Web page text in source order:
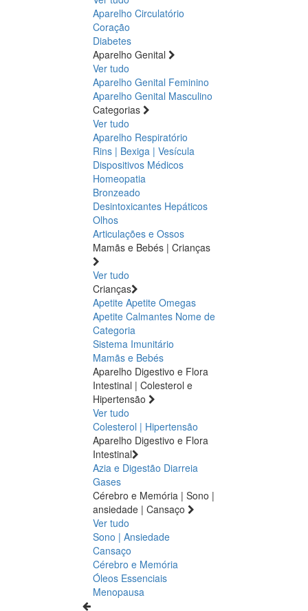
Aparelho Circulatório
Coração
Diabetes
Aparelho Genital
Ver tudo
Aparelho Genital Feminino
Aparelho Genital Masculino
Categorias
Ver tudo
Aparelho Respiratório
Rins | Bexiga | Vesícula
Dispositivos Médicos
Homeopatia
Bronzeado
Desintoxicantes Hepáticos
Olhos
Articulações e Ossos
Mamãs e Bebés | Crianças
Ver tudo
Crianças
Apetite Apetite Omegas
Apetite Calmantes Nome de
Categoria
Sistema Imunitário
Mamãs e Bebés
Aparelho Digestivo e Flora
Intestinal | Colesterol e
Hipertensão
Ver tudo
Colesterol | Hipertensão
Aparelho Digestivo e Flora
Intestinal
Azia e Digestão Diarreia
Gases
Cérebro e Memória | Sono |
ansiedade | Cansaço
Ver tudo
Sono | Ansiedade
Cansaço
Cérebro e Memória
Óleos Essenciais
Menopausa